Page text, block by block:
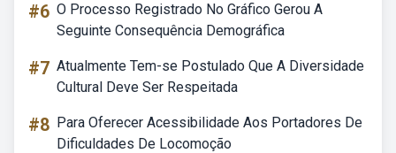
#6 O Processo Registrado No Gráfico Gerou A
Seguinte Consequência Demográfica
#7 Atualmente Tem-se Postulado Que A Diversidade
Cultural Deve Ser Respeitada
#8 Para Oferecer Acessibilidade Aos Portadores De
Dificuldades De Locomoção